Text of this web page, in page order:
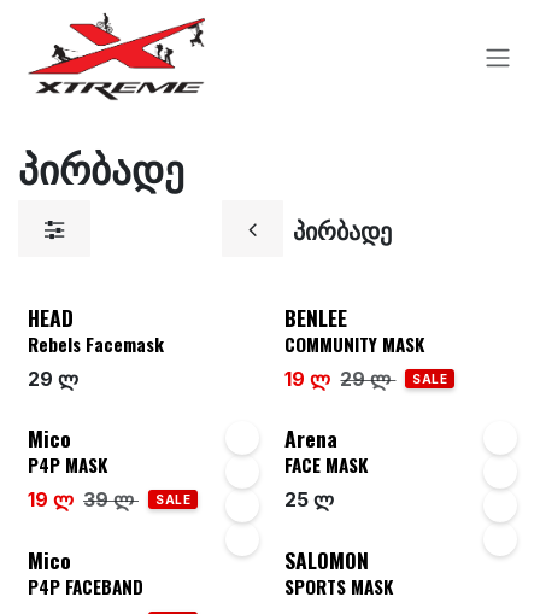
Skip to Content
პირბადე
პირბადე
HEAD
Rebels Facemask
29 ლ
BENLEE
COMMUNITY MASK
19 ლ 29 ლ SALE
Mico
P4P MASK
19 ლ 39 ლ SALE
Arena
FACE MASK
25 ლ
Mico
P4P FACEBAND
SALOMON
SPORTS MASK